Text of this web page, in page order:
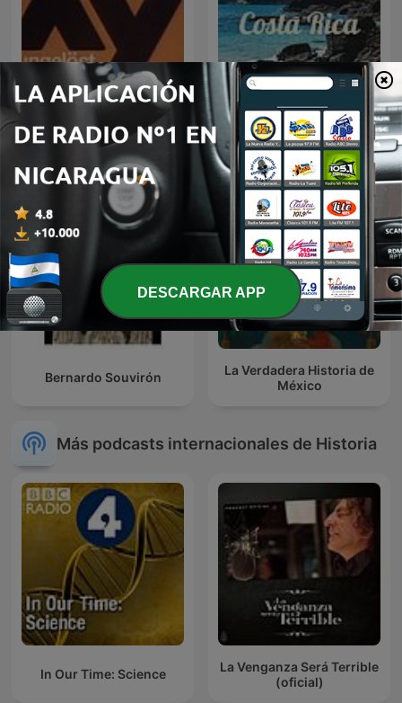
XY Klassiker Costa Rica
Bernardo Souvirón
La Verdadera Historia de
México
Más podcasts internacionales de Historia
In Our Time: Science
La Venganza Será Terrible
(oficial)
DESCARGAR APP